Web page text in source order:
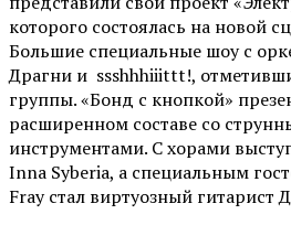
которого состоялась на новой
Большие специальные шоу с
Драгни и ssshhhiiittt!,
группы. «Бонд с кнопкой»
расширенном составе со
инструментами. С хорами
Inna Syberia, а специальным
Fray стал виртуозный гитарист